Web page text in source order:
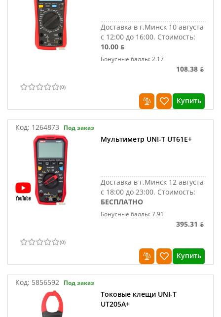
Доставка в г.Минск 10 августа
с 12:00 до 16:00. Стоимость:
10.00 ƃ
Бонусные баллы: 2.17
108.38 ƃ
(0)
Купить
Код: 1264873 Под заказ
Мультиметр UNI-T UT61E+
Доставка в г.Минск 12 августа
с 18:00 до 23:00. Стоимость:
БЕСПЛАТНО
Бонусные баллы: 7.91
395.31 ƃ
(0)
Купить
Код: 5856592 Под заказ
Токовые клещи UNI-T
UT205A+